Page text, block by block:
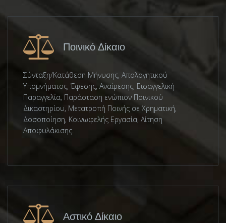
Ποινικό Δίκαιο
Σύνταξη/Κατάθεση Μήνυσης, Απολογητικού
Υπομνήματος, Έφεσης, Αναίρεσης, Εισαγγελική
Παραγγελία, Παράσταση ενώπιον Ποινικού
Δικαστηρίου, Μετατροπή Ποινής σε Χρηματική,
Δοσοποίηση, Κοινωφελής Εργασία, Αίτηση
Αποφυλάκισης.
Αστικό Δίκαιο